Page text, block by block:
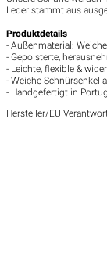
Leder stammt aus
Produktdetails
- Außenmaterial:
- Gepolsterte,
- Leichte, flexible &
- Weiche Schnürsenkel
- Handgefertigt in
Hersteller/EU